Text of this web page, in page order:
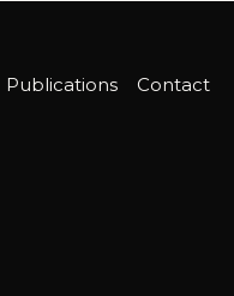
Publications
Contact